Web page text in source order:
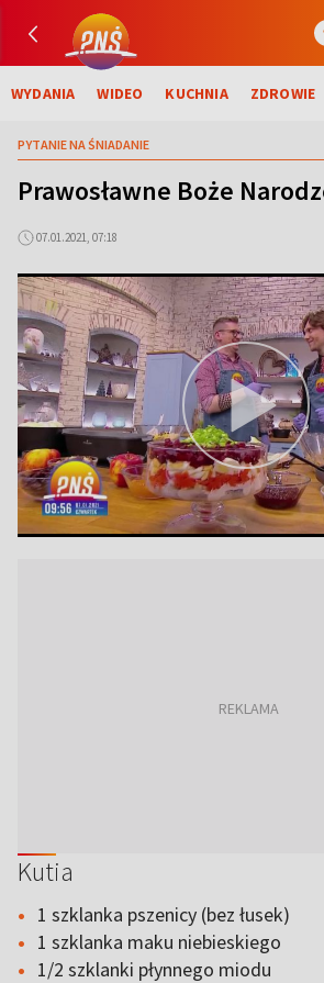
WYDANIA WIDEO KUCHNIA ZDROWIE
PYTANIE NA ŚNIADANIE
Prawosławne Boże
07.01.2021, 07:18
Kutia
1 szklanka pszenicy (bez łusek)
1 szklanka maku niebieskiego
1/2 szklanki płynnego miodu